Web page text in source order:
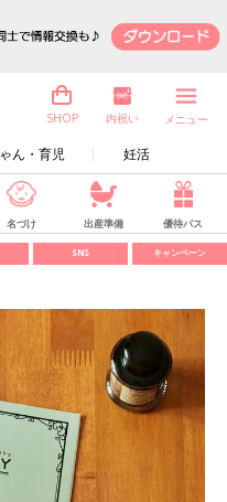
ん・育児 妊活
SHOP 内祝い メニュー
名づけ 出産準備 優待パス
SNS キャンペーン